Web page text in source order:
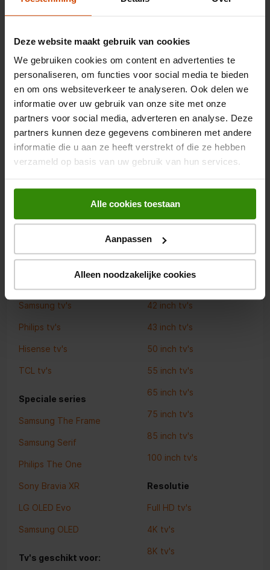
Deze website maakt gebruik van cookies
We gebruiken cookies om content en advertenties te
personaliseren, om functies voor social media te bieden
en om ons websiteverkeer te analyseren. Ook delen we
informatie over uw gebruik van onze site met onze
partners voor social media, adverteren en analyse. Deze
partners kunnen deze gegevens combineren met andere
informatie die u aan ze heeft verstrekt of die ze hebben
verzameld op basis van uw gebruik van hun services.
Alle cookies toestaan
Aanpassen
Alleen noodzakelijke cookies
Wat als ik toch een grotere of kleinere tv
wil?
Wat is beter: LED, OLED, QLED of
NanoCell?
Wat is een smart-tv?
LG tv's
Samsung tv's
Philips tv's
Hisense tv's
TCL tv's
Speciale series
Samsung The Frame
Samsung Serif
Philips The One
Sony Bravia XR
LG OLED Evo
Samsung OLED
Tv's geschikt voor:
Beeldformaat
32 inch tv's
42 inch tv's
43 inch tv's
50 inch tv's
55 inch tv's
65 inch tv's
75 inch tv's
85 inch tv's
100 inch tv's
Resolutie
Full HD tv's
4K tv's
8K tv's